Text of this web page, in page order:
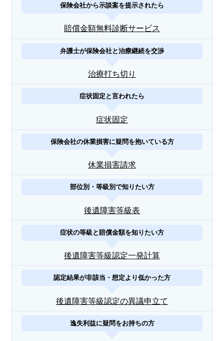
保険会社から示談案を提示されたら
賠償金額無料診断サービス
弁護士が保険会社と治療継続を交渉
治療打ち切り
症状固定と言われたら
症状固定
保険会社の休業損害に疑問を抱いている方
休業損害請求
部位別・等級別で知りたい方
後遺障害等級表
症状の等級と賠償金額を知りたい方
後遺障害等級認定一発計算
認定結果が非該当・想定より低かった方
後遺障害等級認定の異議申立て
逸失利益に疑問をお持ちの方